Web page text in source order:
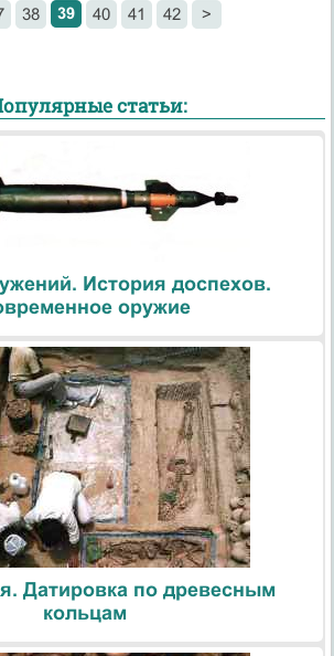
38 39 40 41 42 >
статьи:
История доспехов.
оружие
Датировка по древесным
кольцам